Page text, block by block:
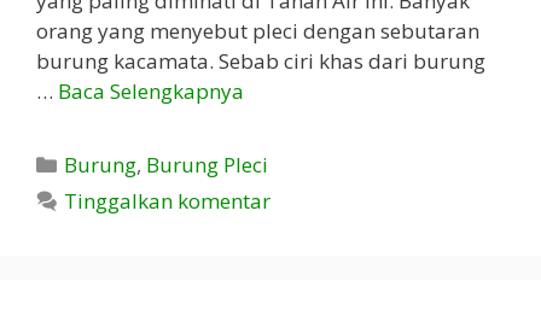
orang yang menyebut pleci dengan sebutaran
burung kacamata. Sebab ciri khas dari burung
… Baca Selengkapnya
Kategori
Burung, Burung Pleci
Tinggalkan komentar